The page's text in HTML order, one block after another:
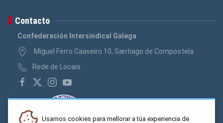
Contacto
Confederación Intersindical Galega
Miguel Ferro Caaveiro 10, Santiago de Compostela
Rede de Locais
Usamos cookies para mellorar a túa experiencia de